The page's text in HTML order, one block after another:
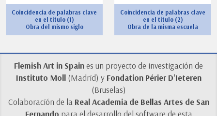
Coincidencia de palabras clave
en el título (1)
Obra del mismo siglo
Coincidencia de palabras clave
en el título (2)
Obra de la misma escuela
Flemish Art in Spaines un proyecto de investigación de
Instituto Moll(Madrid) y Fondation Périer D'Ieteren
(Bruselas)
Colaboración de la Real Academia de Bellas Artes de San
Fernando para el desarrollo del software de esta